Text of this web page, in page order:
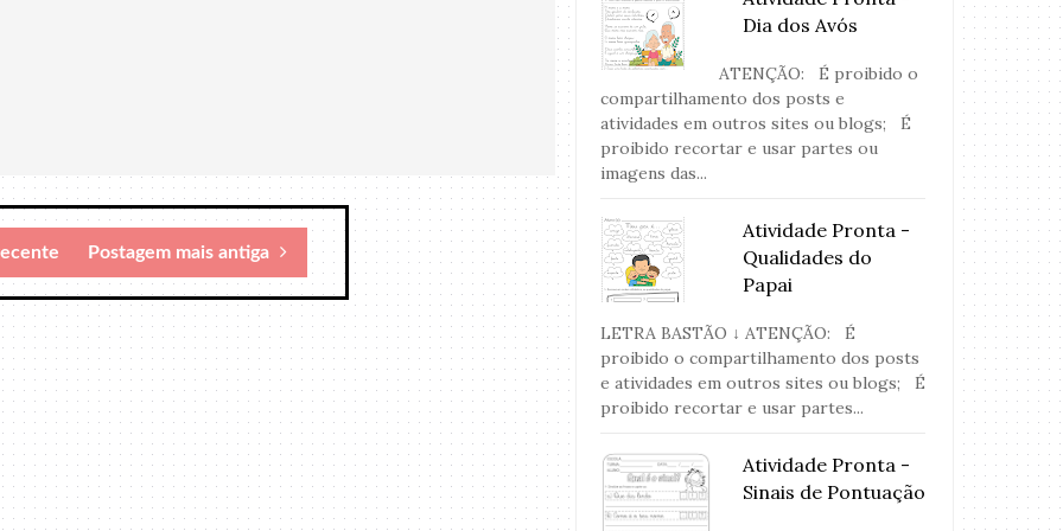
Postagem mais antiga
Dia dos Avós
ATENÇÃO: É proibido o
compartilhamento dos posts e
atividades em outros sites ou blogs; É
proibido recortar e usar partes ou
imagens das...
Atividade Pronta -
Qualidades do
Papai
LETRA BASTÃO ↓ ATENÇÃO: É
proibido o compartilhamento dos posts
e atividades em outros sites ou blogs; É
proibido recortar e usar partes...
Atividade Pronta -
Sinais de Pontuação